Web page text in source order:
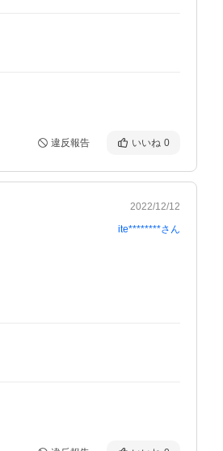
違反報告 いいね 0
2022/12/12
ite********さん